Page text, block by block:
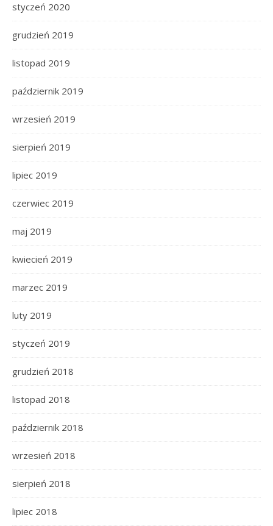
styczeń 2020
grudzień 2019
listopad 2019
październik 2019
wrzesień 2019
sierpień 2019
lipiec 2019
czerwiec 2019
maj 2019
kwiecień 2019
marzec 2019
luty 2019
styczeń 2019
grudzień 2018
listopad 2018
październik 2018
wrzesień 2018
sierpień 2018
lipiec 2018